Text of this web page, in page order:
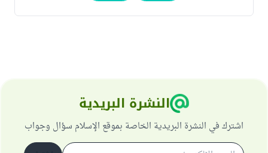
النشرة البريدية
اشترك في النشرة البريدية الخاصة بموقع الإسلام سؤال وجواب